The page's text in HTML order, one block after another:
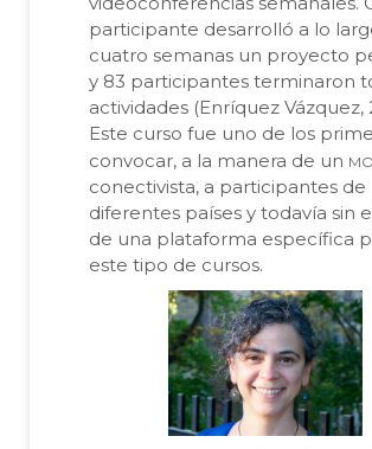
participante desarrolló a lo
cuatro semanas un proyecto
y 83 participantes terminaron
actividades (Enríquez Vázquez,
Este curso fue uno de los
convocar, a la manera de un
conectivista, a participantes de
diferentes países y todavía sin
de una plataforma específica
este tipo de cursos.